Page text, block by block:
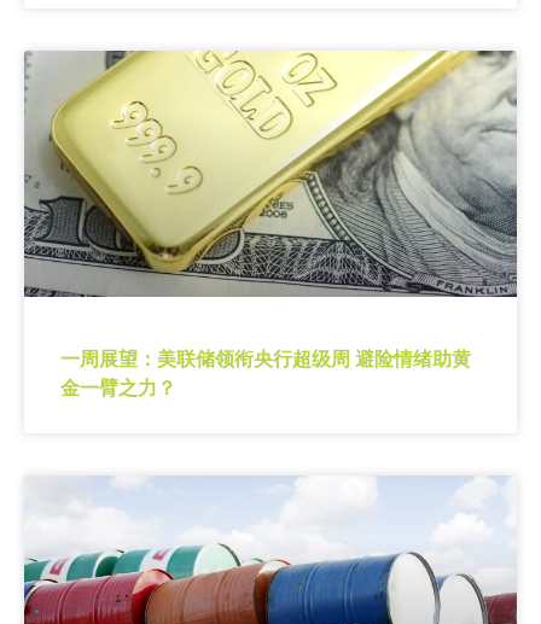
一周展望：美联储领衔央行超级周 避险情绪助黄
金一臂之力？